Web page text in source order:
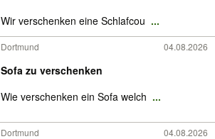
Wir verschenken eine Schlafcou ...
Dortmund 04.08.2026
Sofa zu verschenken
Wie verschenken ein Sofa welch ...
Dortmund 04.08.2026